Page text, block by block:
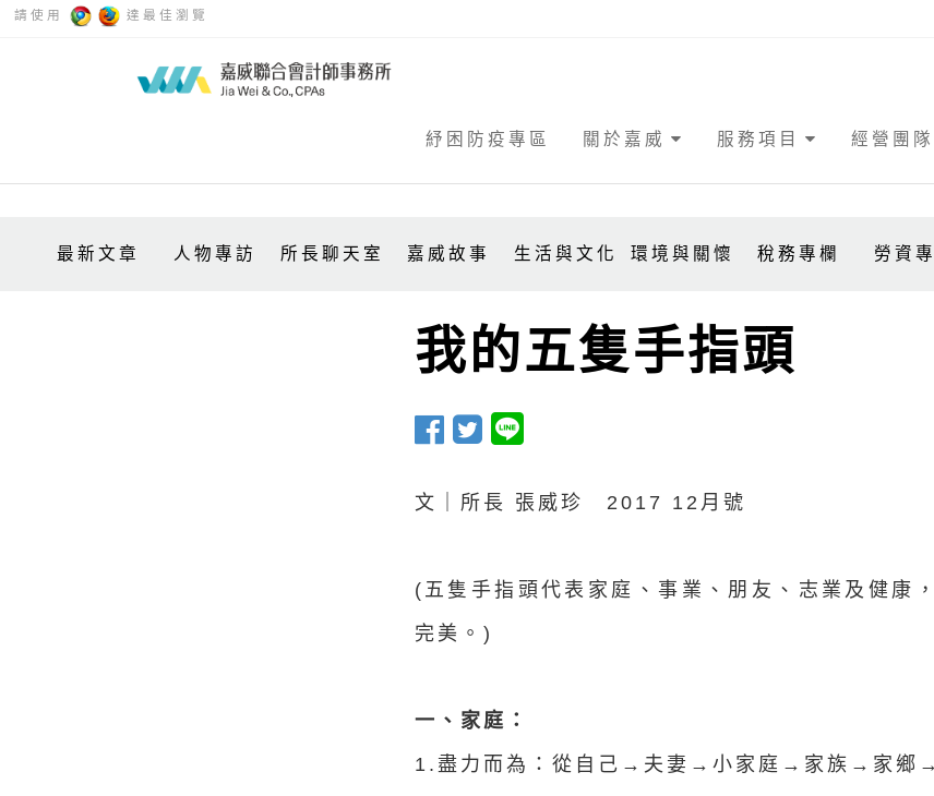
請使用 達最佳瀏覽
紓困防疫專區 關於嘉威 服務項目 經營團隊
最新文章 人物專訪 所長聊天室 嘉威故事 生活與文化 環境與關懷 稅務專欄 勞資
我的五隻手指頭
文｜ 所長 張威珍 2017 12月號
(五隻手指頭代表家庭、事業、朋友、志業及健康
完美。)
一、家庭：
1.盡力而為：從自己→夫妻→小家庭→家族→家鄉